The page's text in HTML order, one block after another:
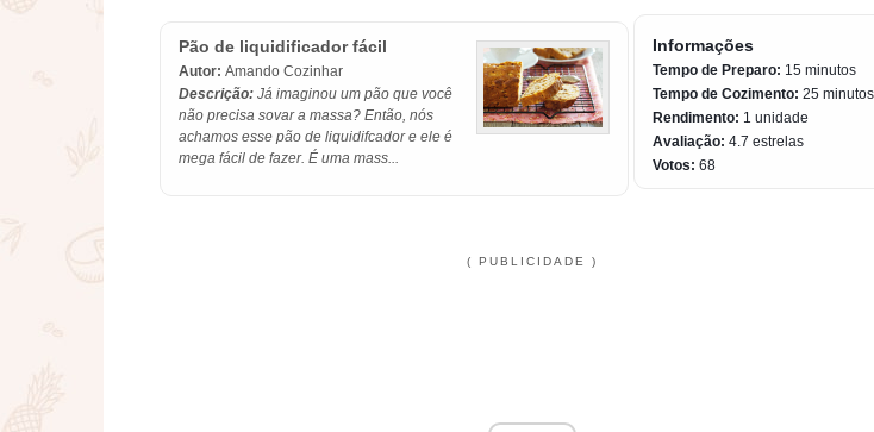
Informações
Tempo de Preparo: 15 minutos
Tempo de Cozimento: 25 minutos
Rendimento: 1 unidade
Avaliação: 4.7 estrelas
Votos: 68
Pão de liquidificador fácil
Autor:Amando Cozinhar
Descrição:Já imaginou um pão que você
não precisa sovar a massa? Então, nós
achamos esse pão de liquidifcador e ele é
mega fácil de fazer. É uma mass...
( PUBLICIDADE )